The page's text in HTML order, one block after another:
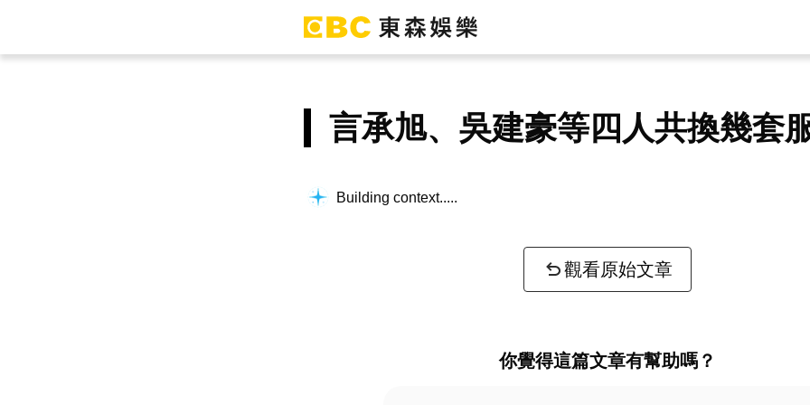
言承旭、吳建豪等四人共換幾套
Building context...
觀看原始文章
你覺得這篇文章有幫助嗎？